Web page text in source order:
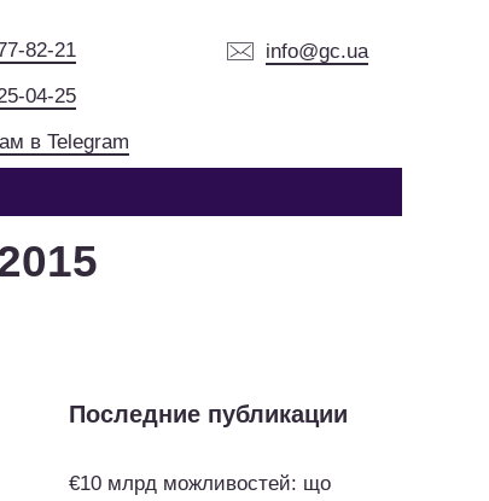
82-21
04-25
в Telegram
info@gc.ua
Последние публикации
€10 млрд можливостей: що